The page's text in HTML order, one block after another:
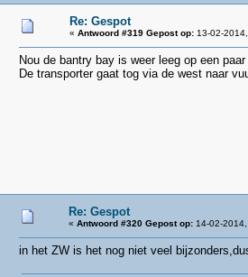
Re: Gespot
« Antwoord #319 Gepost op: 13-02-
Nou de bantry bay is weer leeg op een
De transporter gaat tog via de west naar
Re: Gespot
« Antwoord #320 Gepost op: 14-02-
in het ZW is het nog niet veel